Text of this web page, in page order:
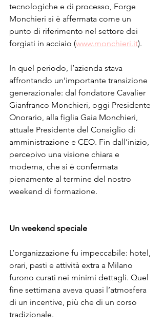
tecnologiche e di processo, Forge
Monchieri si è affermata come un
punto di riferimento nel settore dei
forgiati in acciaio (www.monchieri.it).
In quel periodo, l’azienda stava
affrontando un’importante transizione
generazionale: dal fondatore Cavalier
Gianfranco Monchieri, oggi Presidente
Onorario, alla figlia Gaia Monchieri,
attuale Presidente del Consiglio di
amministrazione e CEO. Fin dall’inizio,
percepivo una visione chiara e
moderna, che si è confermata
pienamente al termine del nostro
weekend di formazione.
Un weekend speciale
L’organizzazione fu impeccabile: hotel,
orari, pasti e attività extra a Milano
furono curati nei minimi dettagli. Quel
fine settimana aveva quasi l’atmosfera
di un incentive, più che di un corso
tradizionale.